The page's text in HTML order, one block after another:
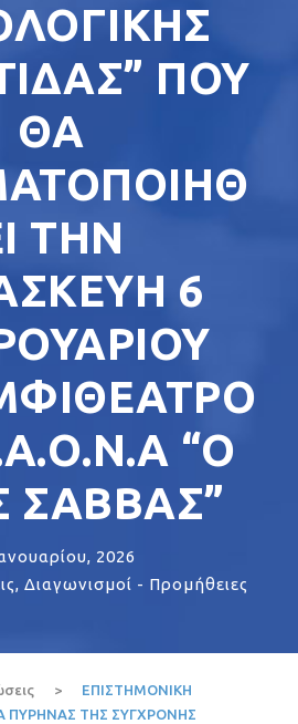
ΠΟΥ
ΘΑ
ΤΗΝ
6
“Ο
ΣΑΒΒΑΣ”
2026
, Διαγωνισμοί - Προμήθειες
>
ΕΠΙΣΤΗΜΟΝΙΚΗ
ΠΥΡΗΝΑΣ ΤΗΣ ΣΥΓΧΡΟΝΗΣ